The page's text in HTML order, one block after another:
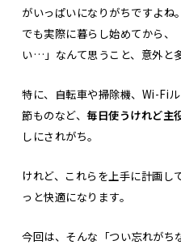
がいっぱいになりがちですよね。
でも実際に暮らし始めてから、
い…」なんて思うこと、意外と多
特に、自転車や掃除機、Wi-Fi
節ものなど、毎日使うけれど主
しにされがち。
けれど、これらを上手に計画し
っと快適になります。
今回は、そんな「つい忘れがち